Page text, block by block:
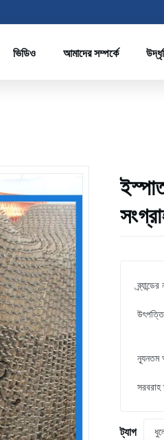
ভিডিও আমাদের সম্পর্কে
ন্যূনতম
সরবরাহ
ট্যাগ